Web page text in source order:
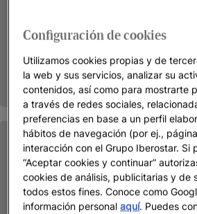
Configuración de cookies
Utilizamos cookies propias y de
la web y sus servicios, analizar su
contenidos, así como para mostrarte
a través de redes sociales,
preferencias en base a un perfil
hábitos de navegación (por ej.,
interacción con el Grupo Iberostar. Si
“Aceptar cookies y continuar”
cookies de análisis, publicitarias y de
todos estos fines. Conoce como
información personalaquí. Puedes